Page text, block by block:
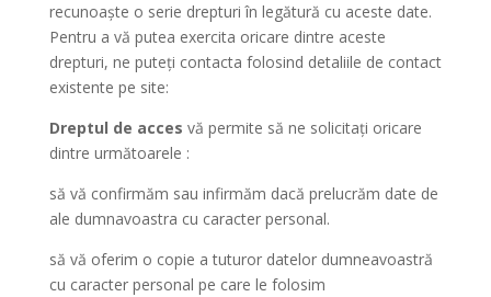
recunoaște o serie drepturi în legătură cu aceste date.
Pentru a vă putea exercita oricare dintre aceste
drepturi, ne puteți contacta folosind detaliile de contact
existente pe site:
Dreptul de acces vă permite să ne solicitați oricare
dintre următoarele :
să vă confirmăm sau infirmăm dacă prelucrăm date de
ale dumnavoastra cu caracter personal.
să vă oferim o copie a tuturor datelor dumneavoastră
cu caracter personal pe care le folosim